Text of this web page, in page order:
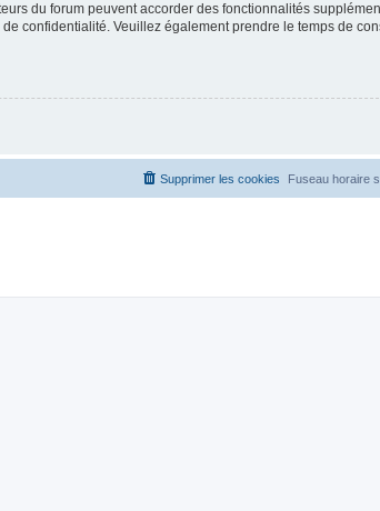
du forum peuvent accorder des fonctionnalités
confidentialité. Veuillez également prendre le temps de
Fuseau horaire
Supprimer les cookies